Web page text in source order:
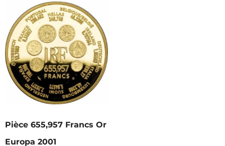
Pièce 655,957 Francs Or
Europa 2001